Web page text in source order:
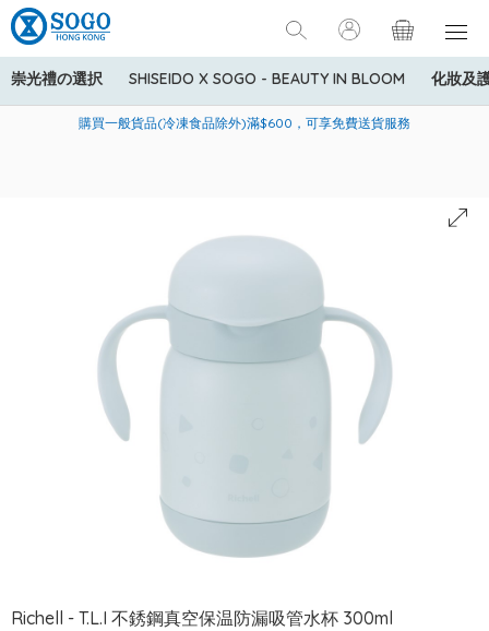
崇光禮の選択 SHISEIDO X SOGO - BEAUTY IN BLOOM 化妝及
美國運通Explorer®信用卡會員購物禮遇：高達5%簽賬回贈！
購買一般貨品(冷凍食品除外)滿$600，可享免費送貨服務
寄送中國內地服務只適用於指定商品，若訂單金額少於HK$600(折
Richell - T.L.I 不銹鋼真空保温防漏吸管水杯 300ml